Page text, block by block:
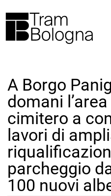
A Borgo
domani
cimitero a
lavori di
parcheggio
100 nuovi